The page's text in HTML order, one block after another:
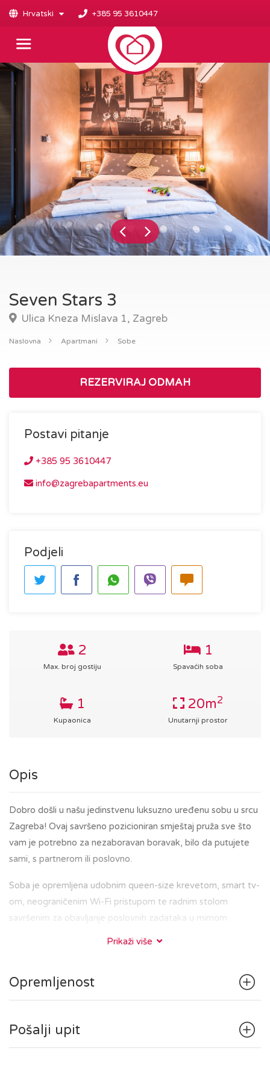
Hrvatski +385 95 3610447
Seven Stars 3
Ulica Kneza Mislava 1, Zagreb
Naslovna Apartmani Sobe
REZERVIRAJ ODMAH
Postavi pitanje
+385 95 3610447
info@zagrebapartments.eu
Podjeli
2
Max. broj gostiju
1
Spavaćih soba
1
Kupaonica
20m2
Unutarnji prostor
Opis
Dobro došli u našu jedinstvenu luksuzno uređenu sobu u srcu
Zagreba! Ovaj savršeno pozicioniran smještaj pruža sve što
vam je potrebno za nezaboravan boravak, bilo da putujete
sami, s partnerom ili poslovno.
Soba je opremljena udobnim queen-size krevetom, smart tv-
om, neograničenim Wi-Fi pristupom te radnim stolom
savršenim za obavljanje poslovnih zadataka u mirnom
Nalazeći se u središtu Zagreba, bit ćete na korak od glavnih
posjetu kako biste istražili povijesnu jezgru Gornjeg grada s
Prikaži više
Opremljenost
Pošalji upit